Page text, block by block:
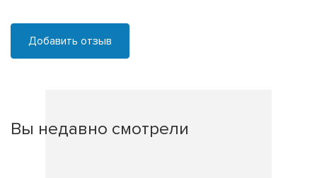
Добавить отзыв
Вы недавно смотрели